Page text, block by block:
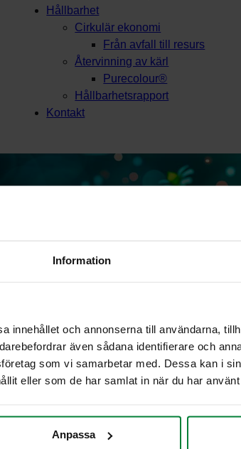
Information
innehållet och annonserna till användarna,
även sådana identifierare och
som vi samarbetar med. Dessa kan i
eller som de har samlat in när du har
Anpassa
Hållbarhet
Cirkulär ekonomi
Från avfall till resurs
Återvinning av kärl
Purecolour®
Hållbarhetsrapport
Kontakt